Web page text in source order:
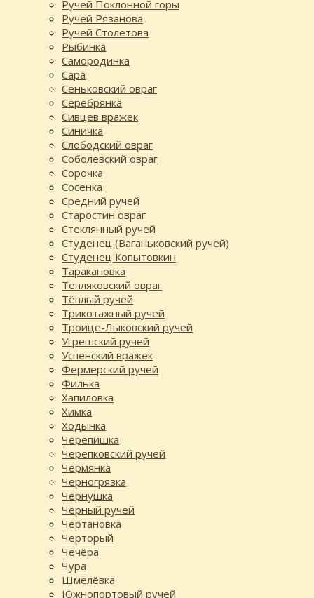
Ручей Поклонной горы
Ручей Рязанова
Ручей Столетова
Рыбинка
Самородинка
Сара
Сеньковский овраг
Серебрянка
Сивцев вражек
Синичка
Слободский овраг
Соболевский овраг
Сорочка
Сосенка
Средний ручей
Старостин овраг
Стеклянный ручей
Студенец (Ваганьковский ручей)
Студенец Копытовкин
Таракановка
Тепляковский овраг
Тёплый ручей
Трикотажный ручей
Троице-Лыковский ручей
Угрешский ручей
Успенский вражек
Фермерский ручей
Филька
Хапиловка
Химка
Ходынка
Черепишка
Черепковский ручей
Чермянка
Черногрязка
Чернушка
Чёрный ручей
Чертановка
Черторый
Чечёра
Чура
Шмелёвка
Южнопортовый ручей